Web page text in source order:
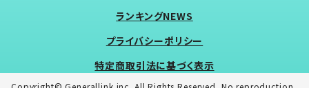
ランキングNEWS
プライバシーポリシー
特定商取引法に基づく表示